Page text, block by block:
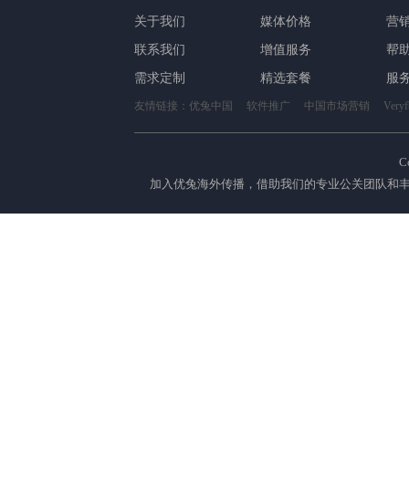
关于我们
联系我们
需求定制
媒体价格
增值服务
精选套餐
营
帮
服
友情链接： 优兔中国 软件推广 中国市场营销
加入优兔海外传播，借助我们的专业公关团队和